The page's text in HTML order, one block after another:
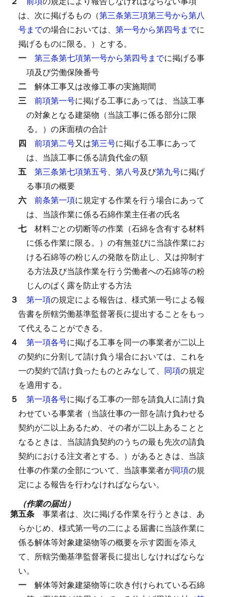
は、次に掲げるもの（第三条第三項第三号から第八
号までの場合においては、 第一号から第四号までに
掲げるものに限る。）とする。
一 第三条第七項第一号から第四号までに掲げる事
項及び労働保険番号
二 解体工事又は改修工事の実施期間
三 前項第一号に掲げる工事にあっては、当該工事
の対象となる建築物（当該工事に係る部分に限
る。）の床面積の合計
四 前項第二号又は第三号に掲げる工事にあって
は、当該工事に係る請負代金の額
五 第三条第七項第五号、 第八号及び第九号に掲げ
る事項の概要
六 前条第一項に規定する作業を行う場合にあって
は、当該作業に係る石綿作業主任者の氏名
七 材料ごとの切断等の作業（石綿を含有する材料
に係る作業に限る。）の有無並びに当該作業にお
ける石綿等の粉じんの発散を防止し、又は抑制す
る方法及び当該作業を行う労働者への石綿等の粉
じんのばく露を防止する方法
３ 第一項の規定による報告は、様式第一号による報
告書を所轄労働基準監督署長に提出することをもっ
て代えることができる。
４ 第一項各号に掲げる工事を同一の事業者が二以上
の契約に分割して請け負う場合においては、これを
一の契約で請け負ったものとみなして、 同項の規定
を適用する。
５ 第一項各号に掲げる工事の一部を請負人に請け負
わせている事業者（当該仕事の一部を請け負わせる
契約が二以上あるため、その者が二以上あることと
なるときは、当該請負契約のうちの最も先次の請負
契約における注文者とする。）があるときは、当該
仕事の作業の全部について、当該事業者が同項の規
定による報告を行わなければならない。
（作業の届出）
第五条 事業者は、次に掲げる作業を行うときは、あ
らかじめ、様式第一号の二による届書に当該作業に
係る解体等対象建築物等の概要を示す図面を添え
て、所轄労働基準監督署長に提出しなければならな
い。
一 解体等対象建築物等に吹き付けられている石綿